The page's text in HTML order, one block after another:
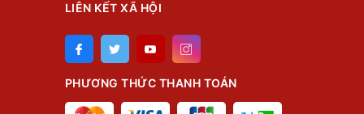
LIÊN KẾT XÃ HỘI
PHƯƠNG THỨC THANH TOÁN